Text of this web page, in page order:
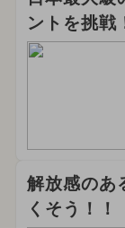
イルミネー
2024年12
2025年9月
2024年9月
ントを挑戦
解放感のあ
くそう！！